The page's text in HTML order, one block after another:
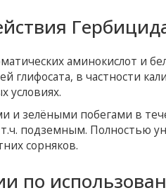
аминокислот и
глифосата, в частности
условиях.
и зелёными побегами в
подземным. Полностью
сорняков.
по